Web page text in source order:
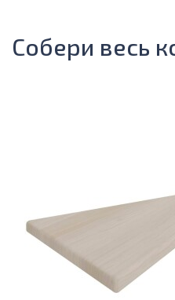
Собери весь